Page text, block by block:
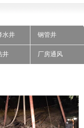
水井 钢管井
井 厂房通风